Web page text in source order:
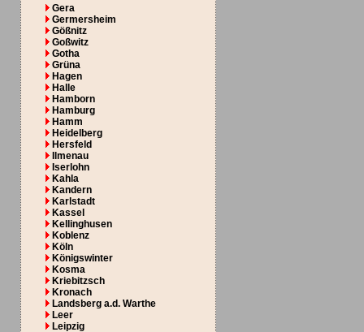
Gera
Germersheim
Gößnitz
Goßwitz
Gotha
Grüna
Hagen
Halle
Hamborn
Hamburg
Hamm
Heidelberg
Hersfeld
Ilmenau
Iserlohn
Kahla
Kandern
Karlstadt
Kassel
Kellinghusen
Koblenz
Köln
Königswinter
Kosma
Kriebitzsch
Kronach
Landsberg a.d. Warthe
Leer
Leipzig